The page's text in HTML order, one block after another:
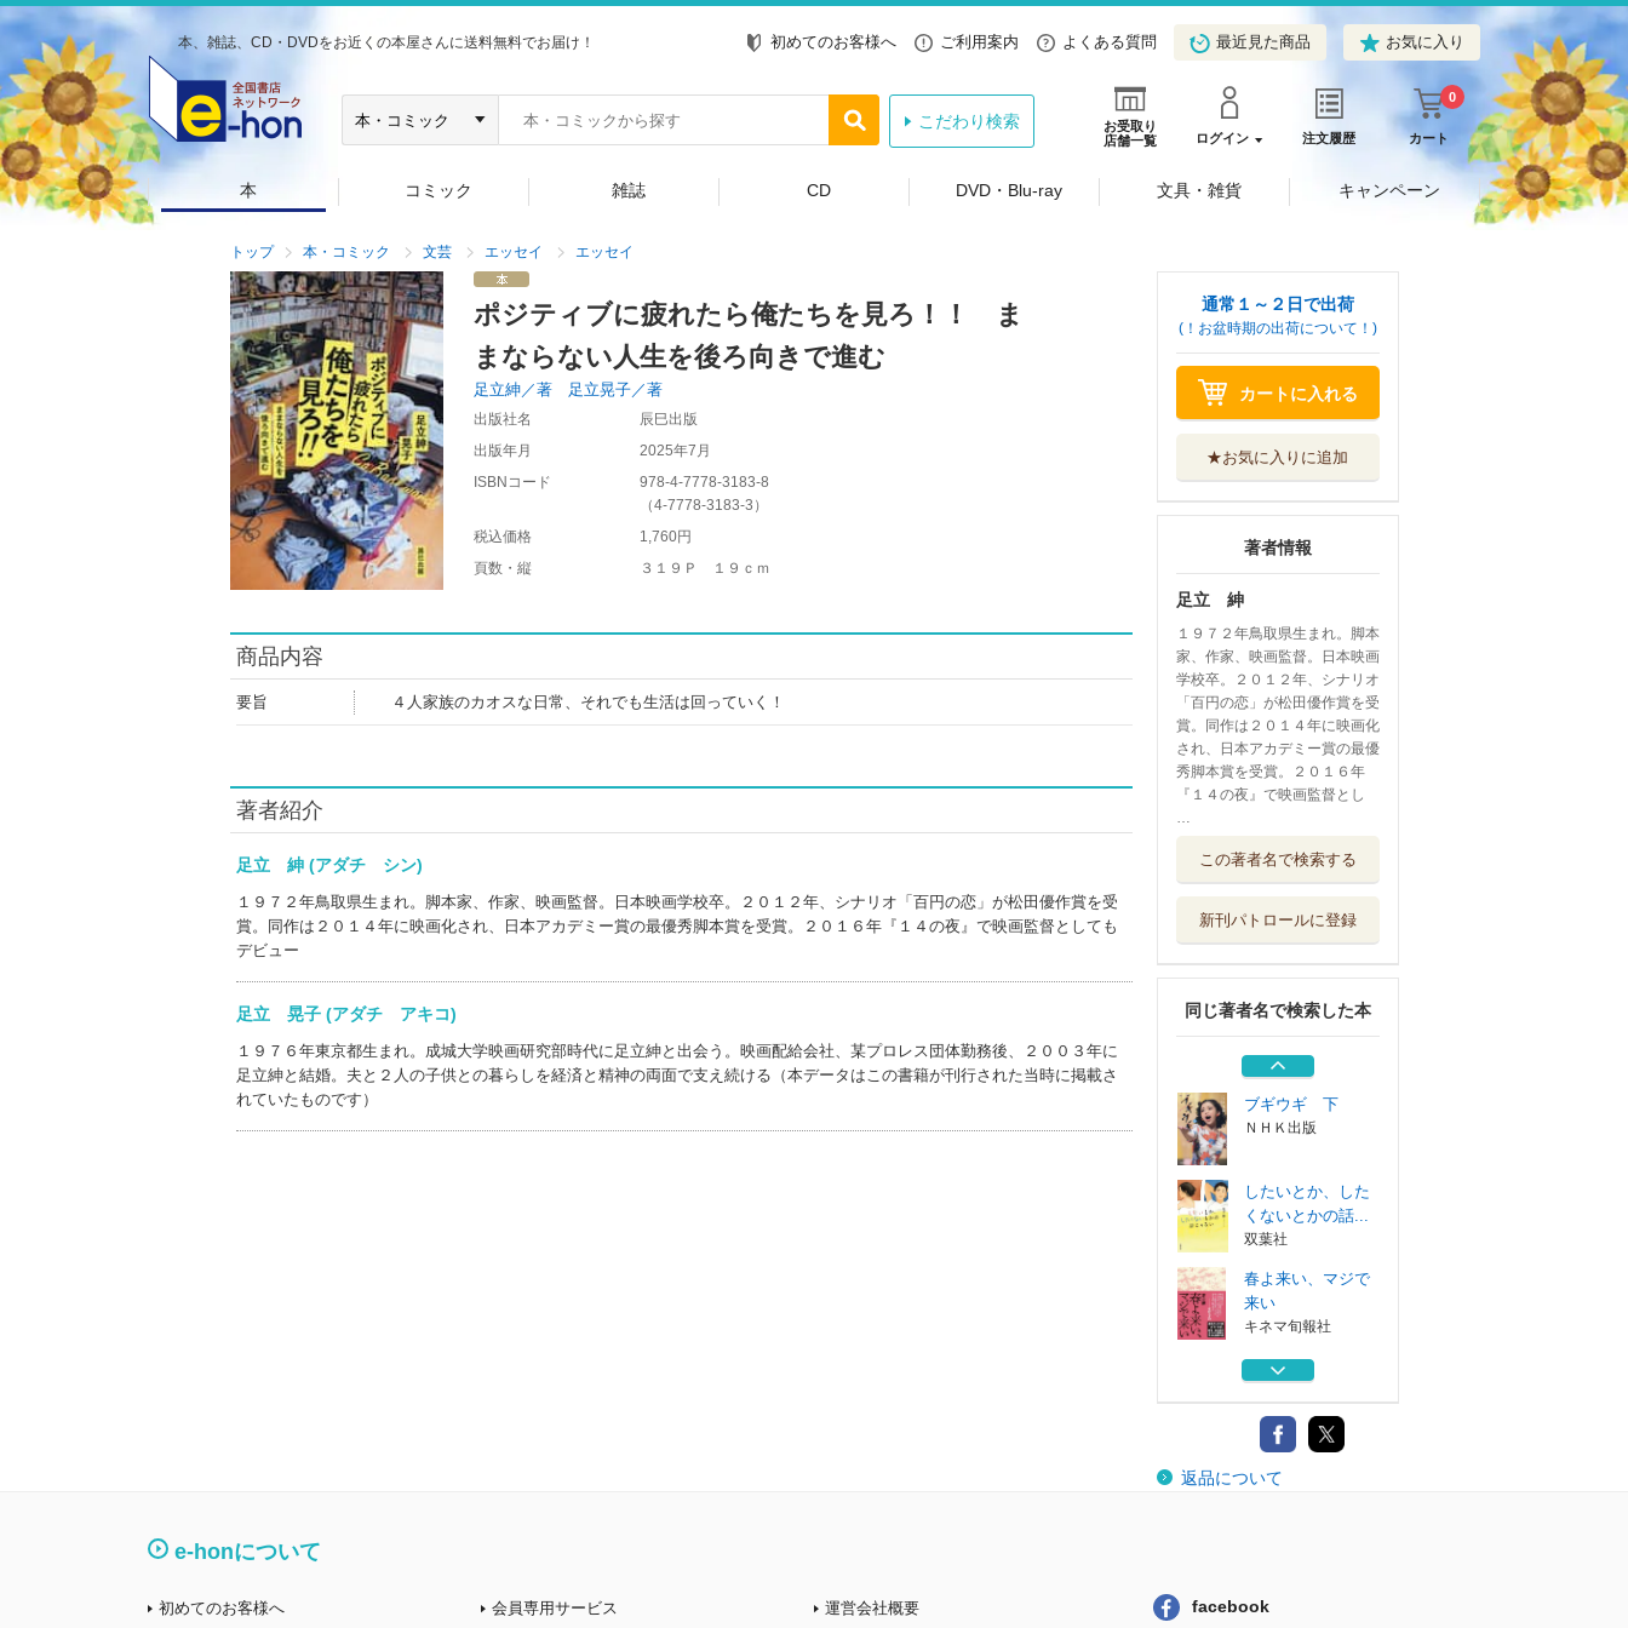
本、雑誌、CD・DVDをお近くの本屋さんに送料無料でお届け！ 初めてのお客様へ ご利用案内 よくある質問 最近見た商品 お気に入り
お受取り
店舗一覧
ログイン 注文履歴 カート
0
こだわり検索
本 コミック 雑誌 CD DVD・Blu-ray 文具・雑貨 キャンペーン
トップ 本・コミック 文芸 エッセイ エッセイ
ポジティブに疲れたら俺たちを見ろ！！ ま
まならない人生を後ろ向きで進む
足立紳／著 足立晃子／著
出版社名
辰巳出版
出版年月
2025年7月
ISBNコード
978-4-7778-3183-8
（4-7778-3183-3 ）
税込価格
1,760円
頁数・縦
３１９Ｐ １９ｃｍ
商品内容
要旨 ４人家族のカオスな日常、それでも生活は回っていく！
著者紹介
足立 紳 (アダチ シン)
１９７２年鳥取県生まれ。脚本家、作家、映画監督。日本映画学校卒。２０１２年、シナリオ「百円の恋」が松田優作賞を受
賞。同作は２０１４年に映画化され、日本アカデミー賞の最優秀脚本賞を受賞。２０１６年『１４の夜』で映画監督としても
デビュー
足立 晃子 (アダチ アキコ)
１９７６年東京都生まれ。成城大学映画研究部時代に足立紳と出会う。映画配給会社、某プロレス団体勤務後、２００３年に
足立紳と結婚。夫と２人の子供との暮らしを経済と精神の両面で支え続ける（本データはこの書籍が刊行された当時に掲載さ
れていたものです）
通常１～２日で出荷
(！お盆時期の出荷について！)
カートに入れる
★お気に入りに追加
著者情報
足立 紳
１９７２年鳥取県生まれ。脚本
家、作家、映画監督。日本映画
学校卒。２０１２年、シナリオ
「百円の恋」が松田優作賞を受
賞。同作は２０１４年に映画化
され、日本アカデミー賞の最優
秀脚本賞を受賞。２０１６年
『１４の夜』で映画監督とし
…
この著者名で検索する
新刊パトロールに登録
同じ著者名で検索した本
来い
ブギウギ 上
それでも俺は、妻
としたい
新潮社
ブギウギ 下
ＮＨＫ出版
したいとか、した
くないとかの話...
双葉社
春よ来い、マジで
来い
キネマ旬報社
ブギウギ 上
それでも俺は、妻
としたい
返品について
e-honについて
初めてのお客様へ 会員専用サービス 運営会社概要 facebook